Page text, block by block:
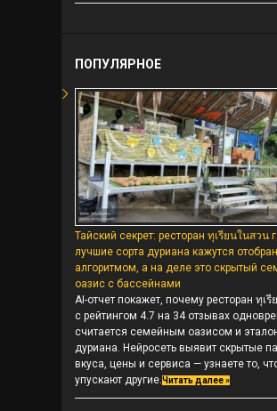
ПОПУЛЯРНОЕ
Тайский секрет: ресторан ทุเรียนในสวน
лучшие сорта дуриана кажутся
алгоритмом, а на деле это скрытый
оазис с бассейнами
AI-отчет покажет, почему ресторан ทุเ
с рейтингом 4.7 на 34 отзывах
считается семейным оазисом и
дуриана. Нейросеть выявит скрытые
вкуса, цены и сервиса — узнаете то,
упускают другие.Читать далее »